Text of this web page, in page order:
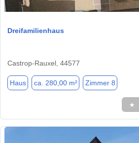
Dreifamilienhaus
Castrop-Rauxel, 44577
Haus ca. 280,00 m² Zimmer 8
★